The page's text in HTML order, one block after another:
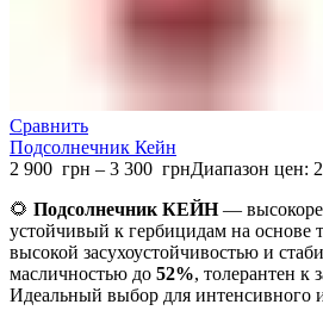
Сравнить
Подсолнечник Кейн
2 900 грн – 3 300 грнДиапазон цен:
🌻 Подсолнечник КЕЙН—
устойчивый к гербицидам на основе
высокой засухоустойчивостью и
масличностью до 52%, толерантен к
Идеальный выбор для интенсивного